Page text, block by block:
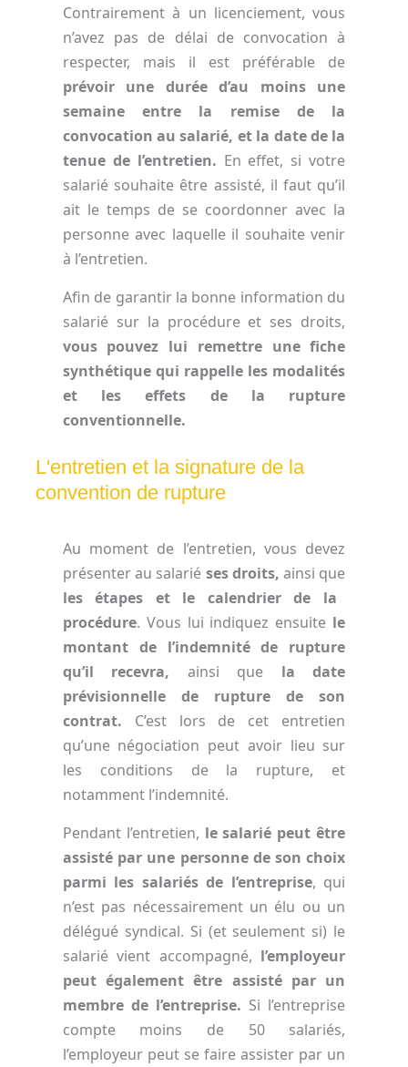
Contrairement à un licenciement, vous
n’avez pas de délai de convocation à
respecter, mais il est préférable de
prévoir une durée d’au moins une
semaine entre la remise de la
convocation au salarié, et la date de la
tenue de l’entretien. En effet, si votre
salarié souhaite être assisté, il faut qu’il
ait le temps de se coordonner avec la
personne avec laquelle il souhaite venir
à l’entretien.
Afin de garantir la bonne information du
salarié sur la procédure et ses droits,
vous pouvez lui remettre une fiche
synthétique qui rappelle les modalités
et les effets de la rupture
conventionnelle.
L'entretien et la signature de la
convention de rupture
Au moment de l’entretien, vous devez
présenter au salarié ses droits, ainsi que
les étapes et le calendrier de la
procédure. Vous lui indiquez ensuite le
montant de l’indemnité de rupture
qu’il recevra, ainsi que la date
prévisionnelle de rupture de son
contrat. C’est lors de cet entretien
qu’une négociation peut avoir lieu sur
les conditions de la rupture, et
notamment l’indemnité.
Pendant l’entretien, le salarié peut être
assisté par une personne de son choix
parmi les salariés de l’entreprise, qui
n’est pas nécessairement un élu ou un
délégué syndical. Si (et seulement si) le
salarié vient accompagné, l’employeur
peut également être assisté par un
membre de l’entreprise. Si l’entreprise
compte moins de 50 salariés,
l’employeur peut se faire assister par un